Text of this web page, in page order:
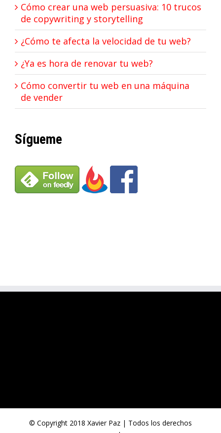
Cómo crear una web persuasiva: 10 trucos
de copywriting y storytelling
¿Cómo te afecta la velocidad de tu web?
¿Ya es hora de renovar tu web?
Cómo convertir tu web en una máquina
de vender
Sígueme
© Copyright 2018 Xavier Paz | Todos los derechos